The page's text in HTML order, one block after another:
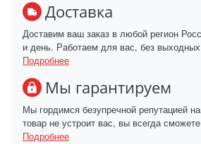
Доставка
Доставим ваш заказ в любой регион
и день. Работаем для вас, без
Подробнее
Мы гарантируем
Мы гордимся безупречной репутацией
товар не устроит вас, вы всегда
Подробнее